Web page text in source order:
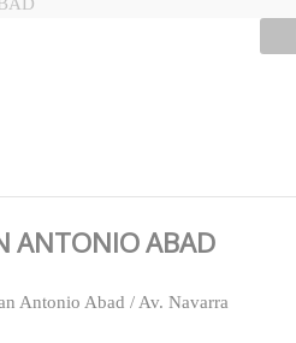
ANTONIO ABAD
Antonio Abad / Av. Navarra